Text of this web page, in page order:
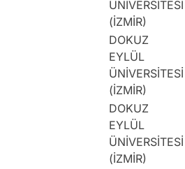
ÜNİVERSİTESİ
(İZMİR)
DOKUZ
EYLÜL
ÜNİVERSİTESİ
(İZMİR)
DOKUZ
EYLÜL
ÜNİVERSİTESİ
(İZMİR)